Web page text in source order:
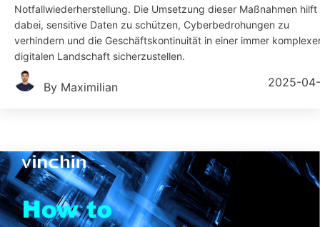
Notfallwiederherstellung. Die Umsetzung dieser Maßnahmen hilft
dabei, sensitive Daten zu schützen, Cyberbedrohungen zu
verhindern und die Geschäftskontinuität in einer immer
digitalen Landschaft sicherzustellen.
By Maximilian 2025-